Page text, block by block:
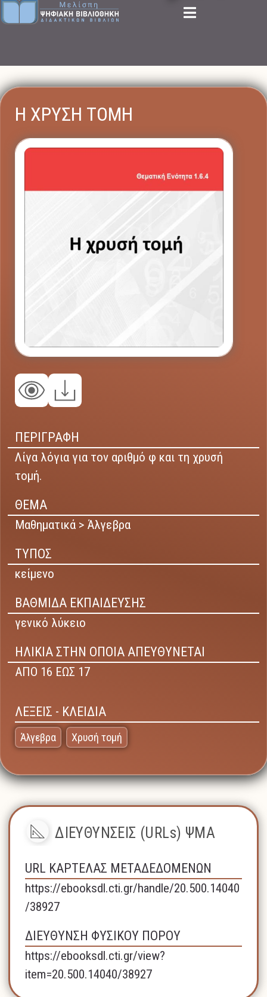
Η ΧΡΥΣΗ ΤΟΜΗ
ΠΕΡΙΓΡΑΦΗ
Λίγα λόγια για τον αριθμό φ και τη χρυσή
τομή.
ΘΕΜΑ
Μαθηματικά > Άλγεβρα
ΤΥΠΟΣ
κείμενο
ΒΑΘΜΙΔΑ ΕΚΠΑΙΔΕΥΣΗΣ
γενικό λύκειο
ΗΛΙΚΙΑ ΣΤΗΝ ΟΠΟΙΑ ΑΠΕΥΘΥΝΕΤΑΙ
ΑΠΟ 16 ΕΩΣ 17
ΛΕΞΕΙΣ - ΚΛΕΙΔΙΑ
Άλγεβρα Χρυσή τομή
ΔΙΕΥΘΥΝΣΕΙΣ (URLs) ΨΜΑ
URL ΚΑΡΤΕΛΑΣ ΜΕΤΑΔΕΔΟΜΕΝΩΝ
https://ebooksdl.cti.gr/handle/20.500.14040
/38927
ΔΙΕΥΘΥΝΣΗ ΦΥΣΙΚΟΥ ΠΟΡΟΥ
https://ebooksdl.cti.gr/view?
item=20.500.14040/38927